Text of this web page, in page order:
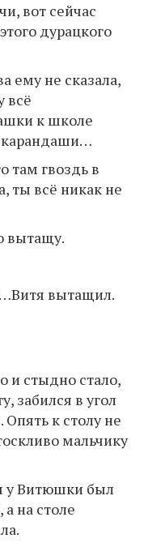
вот сейчас
дурацкого
ему не сказала,
всё
к школе
карандаши…
там гвоздь в
ты всё никак не
вытащу.
вытащил.
и стыдно стало,
забился в угол
к столу не
мальчику
у Витюшки был
на столе